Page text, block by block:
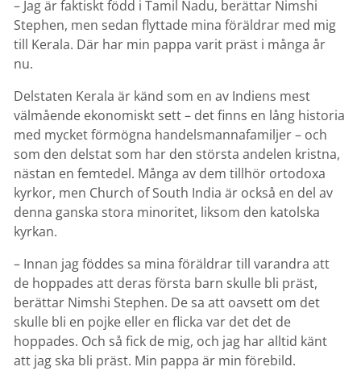
– Jag är faktiskt född i Tamil Nadu, berättar Nimshi
Stephen, men sedan flyttade mina föräldrar med mig
till Kerala. Där har min pappa varit präst i många år
nu.
Delstaten Kerala är känd som en av Indiens mest
välmående ekonomiskt sett – det finns en lång historia
med mycket förmögna handelsmannafamiljer – och
som den delstat som har den största andelen kristna,
nästan en femtedel. Många av dem tillhör ortodoxa
kyrkor, men Church of South India är också en del av
denna ganska stora minoritet, liksom den katolska
kyrkan.
– Innan jag föddes sa mina föräldrar till varandra att
de hoppades att deras första barn skulle bli präst,
berättar Nimshi Stephen. De sa att oavsett om det
skulle bli en pojke eller en flicka var det det de
hoppades. Och så fick de mig, och jag har alltid känt
att jag ska bli präst. Min pappa är min förebild.